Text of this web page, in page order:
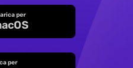
per
per